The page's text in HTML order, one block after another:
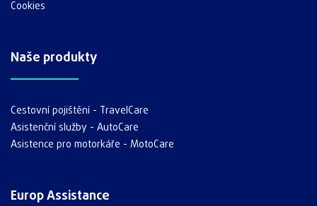
Cookies
Naše produkty
Cestovní pojištění - TravelCare
Asistenční služby - AutoCare
Asistence pro motorkáře - MotoCare
Europ Assistance